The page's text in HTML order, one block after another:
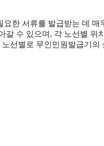
한 서류를 발급받는 데 매
갈 수 있으며, 각 노선별 위
선별로 무인민원발급기의